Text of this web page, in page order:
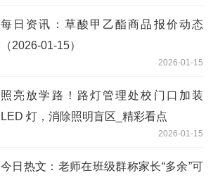
每日资讯：草酸甲乙酯商品报价动态
（2026-01-15）
2026-01-15
照亮放学路！路灯管理处校门口加装
LED 灯，消除照明盲区_精彩看点
2026-01-15
今日热文：老师在班级群称家长“多余”可